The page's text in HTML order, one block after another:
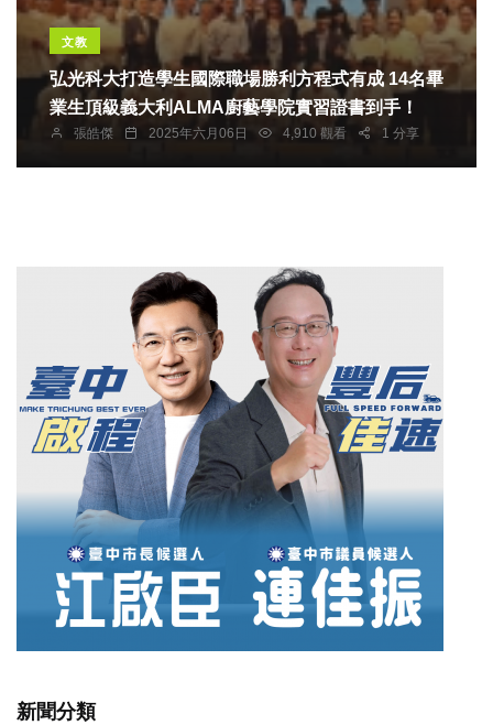
文教
弘光科大打造學生國際職場勝利方程式有成 14名畢
業生頂級義大利ALMA廚藝學院實習證書到手！
張皓傑 2025年六月06日 4,910 觀看 1 分享
新聞分類